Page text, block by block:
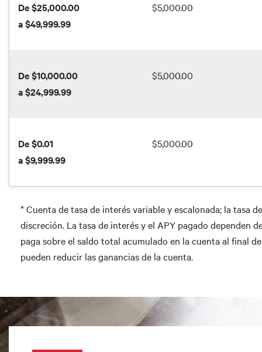
De $25,000.00
a $49,999.99
$5,000.00
De $10,000.00
a $24,999.99
$5,000.00
De $0.01
a $9,999.99
$5,000.00
* Cuenta de tasa de interés variable y escalonada; la tasa
discreción. La tasa de interés y el APY pagado dependen
paga sobre el saldo total acumulado en la cuenta al final
pueden reducir las ganancias de la cuenta.